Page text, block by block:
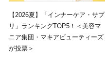
【2026夏】「インナーケア・サプ
リ」ランキングTOP5！＜美容マ
ニア集団・マキアビューティーズ
が投票＞